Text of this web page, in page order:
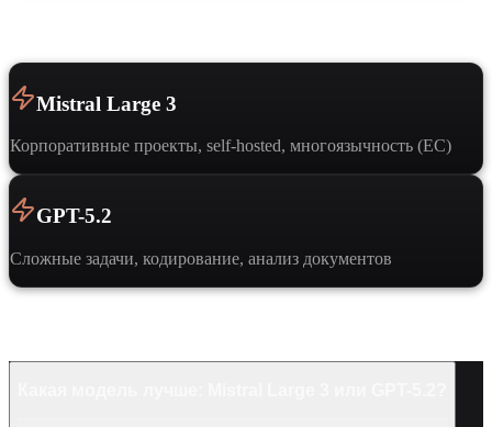
Mistral Large 3
Корпоративные проекты, self-hosted, многоязычность (ЕС)
GPT-5.2
Сложные задачи, кодирование, анализ документов